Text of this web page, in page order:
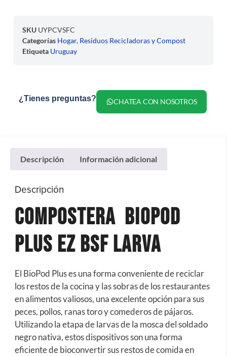
SKU UYPCVSFC
Categorías Hogar, Residuos Recicladoras y Compost
Etiqueta Uruguay
¿Tienes preguntas? CHATEA CON NOSOTROS
Descripción Información adicional
Descripción
Compostera Biopod
Plus EZ BSF Larva
El BioPod Plus es una forma conveniente de reciclar
los restos de la cocina y las sobras de los restaurantes
en alimentos valiosos, una excelente opción para sus
peces, pollos, ranas toro y comederos de pájaros.
Utilizando la etapa de larvas de la mosca del soldado
negro nativa, estos dispositivos son una forma
eficiente de bioconvertir sus restos de comida en